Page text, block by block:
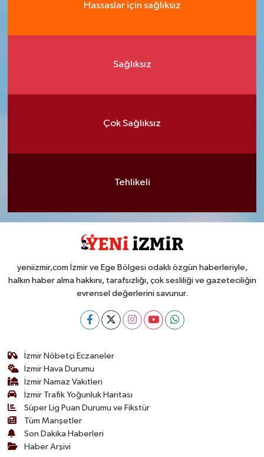
Hassaslar için sağlıksız
Sağlıksız
Çok Sağlıksız
Tehlikeli
yeniizmir,com İzmir ve Ege Bölgesi odaklı özgün haberleriyle,
halkın haber alma hakkını, tarafsızlığı, çok sesliliği ve gazeteciliğin
evrensel değerlerini savunur.
İzmir Nöbetçi Eczaneler
İzmir Hava Durumu
İzmir Namaz Vakitleri
İzmir Trafik Yoğunluk Haritası
Süper Lig Puan Durumu ve Fikstür
Tüm Manşetler
Son Dakika Haberleri
Haber Arşivi